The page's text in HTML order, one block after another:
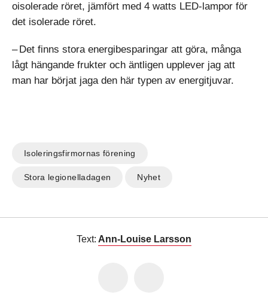
oisolerade röret, jämfört med 4 watts LED-lampor för
det isolerade röret.
– Det finns stora energibesparingar att göra, många
lågt hängande frukter och äntligen upplever jag att
man har börjat jaga den här typen av energitjuvar.
Isoleringsfirmornas förening
Stora legionelladagen Nyhet
Text: Ann-Louise Larsson